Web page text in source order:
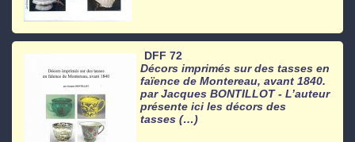
DFF 72
Décors imprimés sur des tasses en
faïence de Montereau, avant 1840.
par Jacques BONTILLOT - L’auteur
présente ici les décors des
tasses (…)